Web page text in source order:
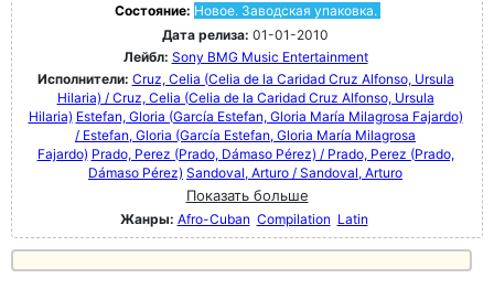
Состояние: Новое. Заводская упаковка.
Дата релиза: 01-01-2010
Лейбл: Sony BMG Music Entertainment
Исполнители: Cruz, Celia (Celia de la Caridad Cruz Alfonso, Ursula
Hilaria) / Cruz, Celia (Celia de la Caridad Cruz Alfonso, Ursula
Hilaria) Estefan, Gloria (García Estefan, Gloria María Milagrosa Fajardo)
/ Estefan, Gloria (García Estefan, Gloria María Milagrosa
Fajardo) Prado, Perez (Prado, Dámaso Pérez) / Prado, Perez (Prado,
Dámaso Pérez) Sandoval, Arturo / Sandoval, Arturo
Показать больше
Жанры: Afro-Cuban Compilation Latin